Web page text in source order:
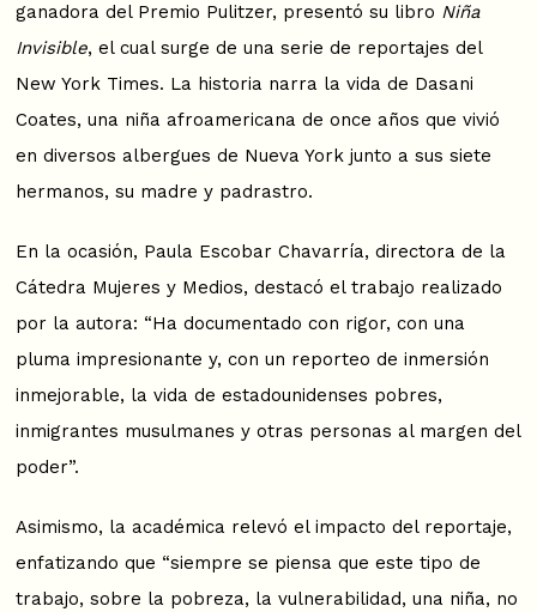
ganadora del Premio Pulitzer, presentó su libro Niña
Invisible, el cual surge de una serie de reportajes del
New York Times. La historia narra la vida de Dasani
Coates, una niña afroamericana de once años que vivió
en diversos albergues de Nueva York junto a sus siete
hermanos, su madre y padrastro.
En la ocasión, Paula Escobar Chavarría, directora de la
Cátedra Mujeres y Medios, destacó el trabajo realizado
por la autora: “Ha documentado con rigor, con una
pluma impresionante y, con un reporteo de inmersión
inmejorable, la vida de estadounidenses pobres,
inmigrantes musulmanes y otras personas al margen del
poder”.
Asimismo, la académica relevó el impacto del reportaje,
enfatizando que “siempre se piensa que este tipo de
trabajo, sobre la pobreza, la vulnerabilidad, una niña, no